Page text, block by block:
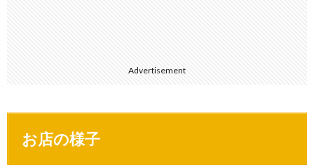
Advertisement
お店の様子